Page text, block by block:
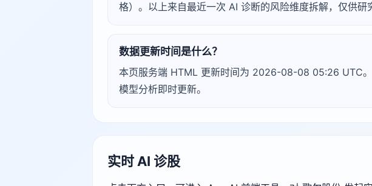
格）。以上来自最近一次 AI 诊断的风险维度拆解，仅供研
数据更新时间是什么？
本页服务端 HTML 更新时间为 2026-08-08 05:26 UTC
模型分析即时更新。
实时 AI 诊股